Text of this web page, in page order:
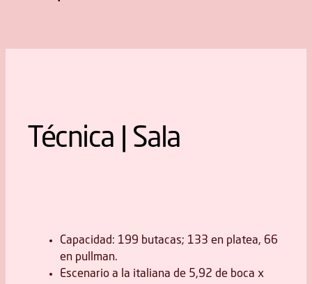
Técnica | Sala
Capacidad: 199 butacas; 133 en platea, 66
en pullman.
Escenario a la italiana de 5,92 de boca x